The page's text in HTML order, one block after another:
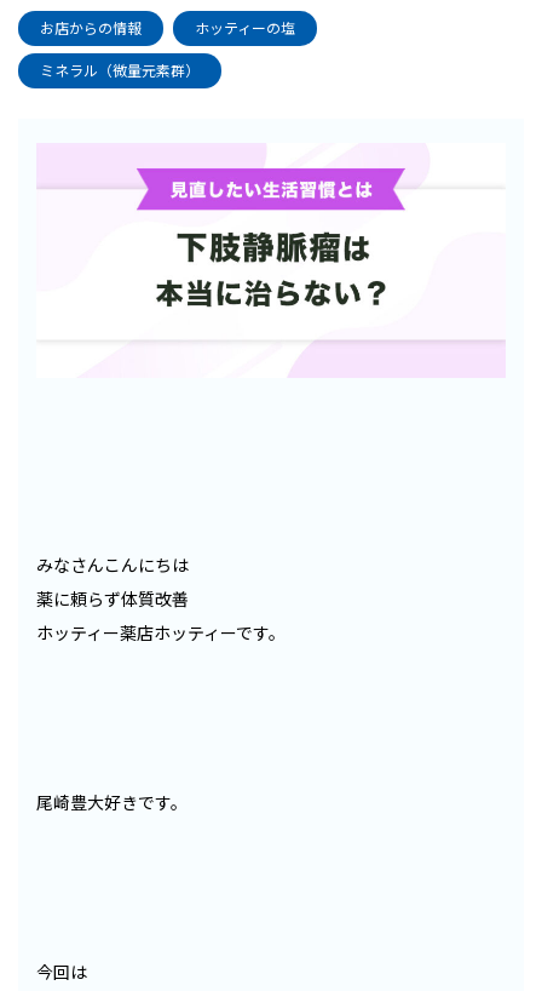
お店からの情報
ホッティーの塩
ミネラル（微量元素群）
みなさんこんにちは
薬に頼らず体質改善
ホッティー薬店ホッティーです。
尾崎豊大好きです。
今回は